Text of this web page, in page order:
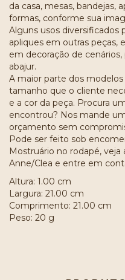
da casa, mesas, bandejas,
formas, conforme sua
Alguns usos diversificados
apliques em outras peças,
em decoração de
abajur.
A maior parte dos
tamanho que o cliente
e a cor da peça. Procura
encontrou? Nos mande
orçamento sem
Pode ser feito sob
Mostruário no rodapé, veja
Anne/Clea e entre em
Altura: 1.00 cm
Largura: 21.00 cm
Comprimento: 21.00 cm
Peso: 20 g